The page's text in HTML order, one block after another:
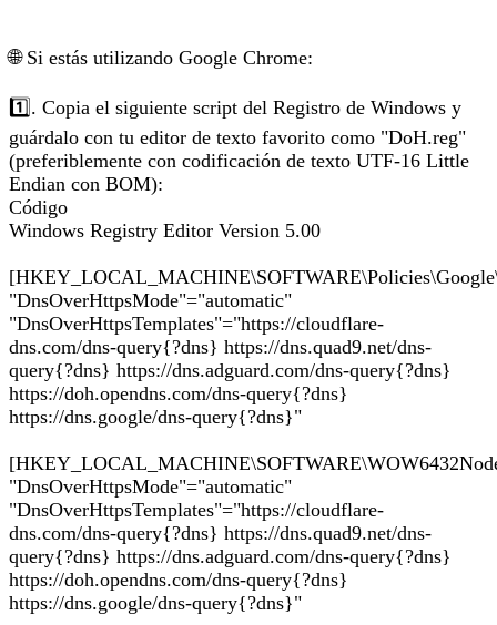
🌐 Si estás utilizando Google Chrome:
1️⃣. Copia el siguiente script del Registro de Windows y
guárdalo con tu editor de texto favorito como "DoH.reg"
(preferiblemente con codificación de texto UTF-16 Little
Endian con BOM):
Código
Windows Registry Editor Version 5.00
"DnsOverHttpsMode"="automatic"
"DnsOverHttpsTemplates"="https://cloudflare-
dns.com/dns-query{?dns} https://dns.quad9.net/dns-
query{?dns} https://dns.adguard.com/dns-query{?dns}
https://doh.opendns.com/dns-query{?dns}
https://dns.google/dns-query{?dns}"
"DnsOverHttpsMode"="automatic"
"DnsOverHttpsTemplates"="https://cloudflare-
dns.com/dns-query{?dns} https://dns.quad9.net/dns-
query{?dns} https://dns.adguard.com/dns-query{?dns}
https://doh.opendns.com/dns-query{?dns}
https://dns.google/dns-query{?dns}"